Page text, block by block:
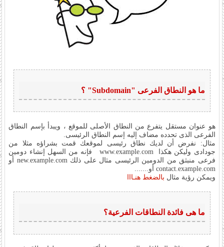
ما هو النطاق الفرعى "Subdomain" ؟
هو عنوان مستقل يتفرع من النطاق الأصلى للموقع ، ويبدأ بإسم النطاق
الفرعى الذى تحدده مضاف إليه إسم النطاق الرئيسى.
مثال: نفرض أن لديك نطاق رئيسى لموقعك قمت بشراؤه مثلا من
جودادى وليكن هكذا www.example.com فإنه من السهل إنشاء دومين
فرعى منبثق من الدومين الرئيسى مثال على ذلك new.example.com أو
contact.example.com أو.......
ويمكن رؤية مثال بالضغط هنـااا
ما هى فائدة النطاقات الفرعية؟